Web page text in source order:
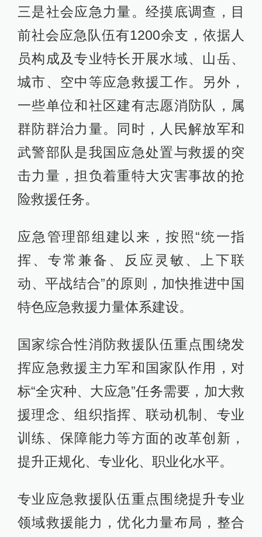
三是社会应急力量。经摸底调查，目
前社会应急队伍有1200余支，依据人
员构成及专业特长开展水域、山岳、
城市、空中等应急救援工作。另外，
一些单位和社区建有志愿消防队，属
群防群治力量。同时，人民解放军和
武警部队是我国应急处置与救援的突
击力量，担负着重特大灾害事故的抢
险救援任务。
应急管理部组建以来，按照“统一指
挥、专常兼备、反应灵敏、上下联
动、平战结合”的原则，加快推进中国
特色应急救援力量体系建设。
国家综合性消防救援队伍重点围绕发
挥应急救援主力军和国家队作用，对
标“全灾种、大应急”任务需要，加大救
援理念、组织指挥、联动机制、专业
训练、保障能力等方面的改革创新，
提升正规化、专业化、职业化水平。
专业应急救援队伍重点围绕提升专业
领域救援能力，优化力量布局，整合